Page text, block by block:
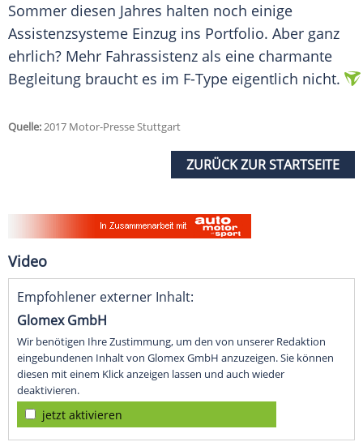
Sommer diesen Jahres halten noch einige
Assistenzsysteme Einzug ins Portfolio. Aber ganz
ehrlich? Mehr Fahrassistenz als eine charmante
Begleitung braucht es im F-Type eigentlich nicht.
Quelle:2017 Motor-Presse Stuttgart
ZURÜCK ZUR STARTSEITE
Video
Empfohlener externer Inhalt:
Glomex GmbH
Wir benötigen Ihre Zustimmung, um den von unserer Redaktion
eingebundenen Inhalt von Glomex GmbH anzuzeigen. Sie können
diesen mit einem Klick anzeigen lassen und auch wieder
deaktivieren.
jetzt aktivieren